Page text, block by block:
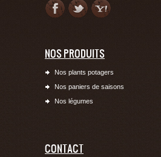
NOS PRODUITS
Nos plants potagers
Nos paniers de saisons
Nos légumes
CONTACT